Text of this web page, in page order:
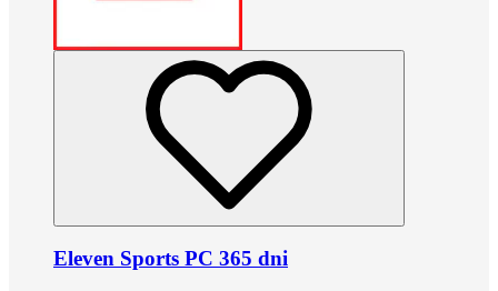
Eleven Sports PC 365 dni